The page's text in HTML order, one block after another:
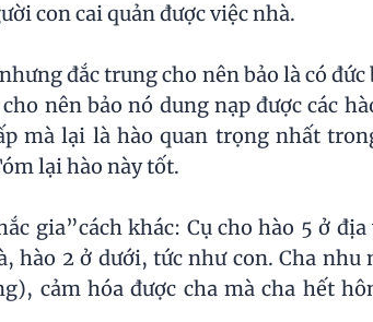
con cai quản được việc nhà.
đắc trung cho nên bảo là có
nên bảo nó dung nạp được các
mà lại là hào quan trọng nhất
lại hào này tốt.
gia”cách khác: Cụ cho hào 5 ở
hào 2 ở dưới, tức như con. Cha nhu
cảm hóa được cha mà cha hết